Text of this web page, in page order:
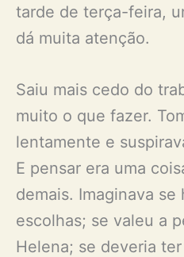
tarde de terça-feira,
dá muita atenção.
Saiu mais cedo do
muito o que fazer.
lentamente e
E pensar era uma
demais. Imaginava
escolhas; se valeu a
Helena; se deveria